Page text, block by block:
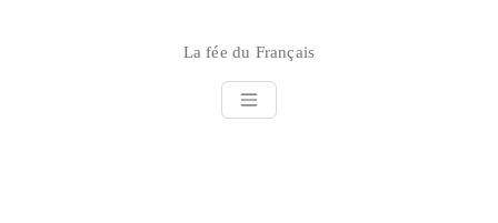
La fée du Français